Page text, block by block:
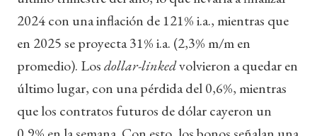
2024 con una inflación de 121% i.a., mientras que
en 2025 se proyecta 31% i.a. (2,3% m/m en
promedio). Losdollar-linkedvolvieron a quedar en
último lugar, con una pérdida del 0,6%, mientras
que los contratos futuros de dólar cayeron un